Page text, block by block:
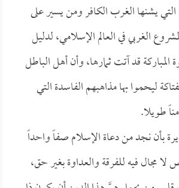
يشنها الغرب الكافر ومن يسير على
الغربي في العالم الإسلامي، لدليل
قد آتت ثمارها، وأن أهل الباطل
ليحموا بها مذاهبهم الفاسدة التي
طويلا.
بأن نجد من دعاة الإسلام صفاً واحداً
لا مجال فيه للفرقة والعداوة بغير حق،